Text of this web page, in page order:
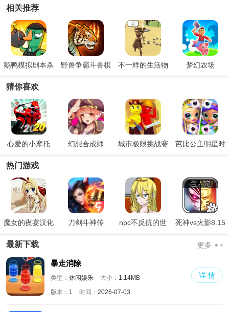
相关推荐
鹅鸭模拟剧本杀 野兽争霸斗兽棋
不一样的生活物
梦幻农场
猜你喜欢
心爱的小摩托 幻想合成师 城市极限挑战赛
芭比公主明星时
热门游戏
魔女的夜宴汉化
刀剑斗神传
npc不反抗的世
死神vs火影8.15
最新下载 更多
暴走消除
类型： 休闲娱乐 大小： 1.14MB
版本： 1 时间： 2026-07-03
详 情